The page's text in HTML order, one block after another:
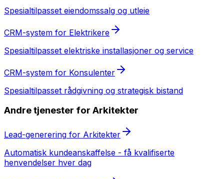
Spesialtilpasset eiendomssalg og utleie
CRM-system for Elektrikere
Spesialtilpasset elektriske installasjoner og service
CRM-system for Konsulenter
Spesialtilpasset rådgivning og strategisk bistand
Andre tjenester for Arkitekter
Lead-generering for Arkitekter
Automatisk kundeanskaffelse - få kvalifiserte
henvendelser hver dag